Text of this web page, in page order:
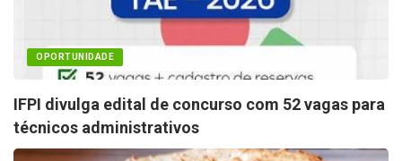
OPORTUNIDADE
IFPI divulga edital de concurso com 52 vagas para
técnicos administrativos